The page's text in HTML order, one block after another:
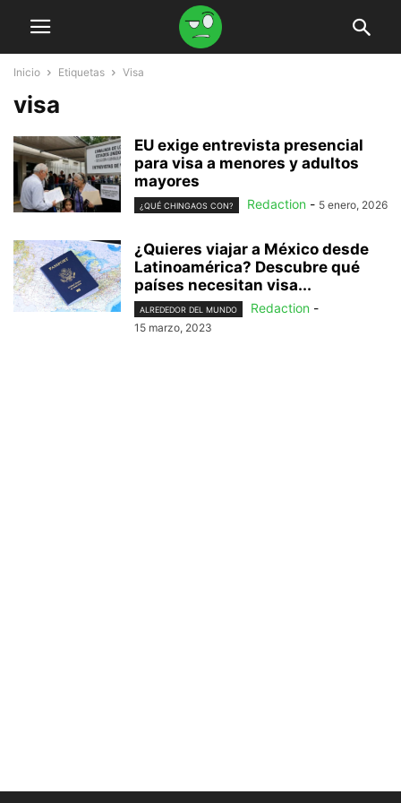
Inicio Etiquetas Visa
visa
EU exige entrevista presencial
para visa a menores y adultos
mayores
¿QUÉ CHINGAOS CON? Redaction - 5 enero, 2026
¿Quieres viajar a México desde
Latinoamérica? Descubre qué
países necesitan visa...
ALREDEDOR DEL MUNDO Redaction -
15 marzo, 2023